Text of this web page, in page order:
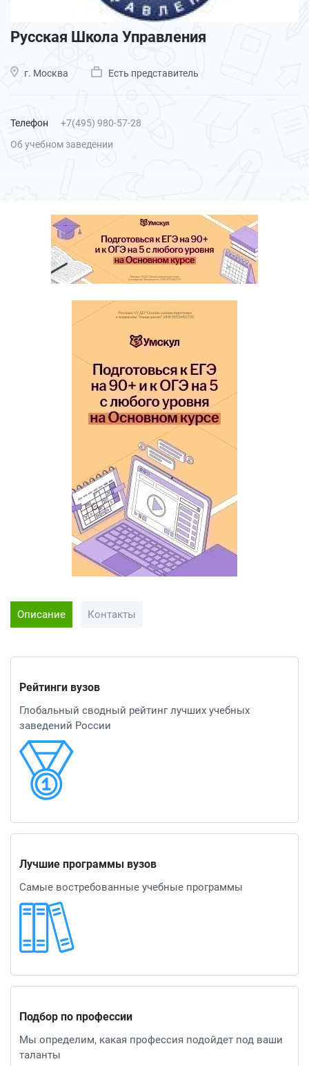
Русская Школа Управления
г. Москва Есть представитель
Телефон
+7(495) 980-57-28
Об учебном заведении
Описание Контакты
Рейтинги вузов
Глобальный сводный рейтинг лучших учебных
заведений России
Лучшие программы вузов
Самые востребованные учебные программы
Подбор по профессии
Мы определим, какая профессия подойдет под ваши
таланты